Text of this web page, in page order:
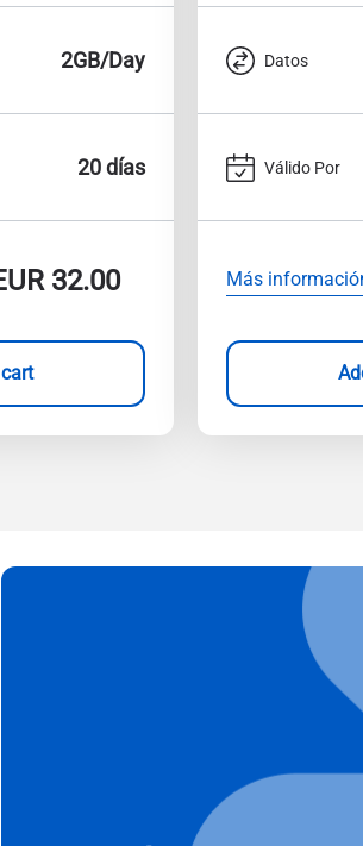
2GB/Day
20 días
32.00
Datos
Válido Por
Más